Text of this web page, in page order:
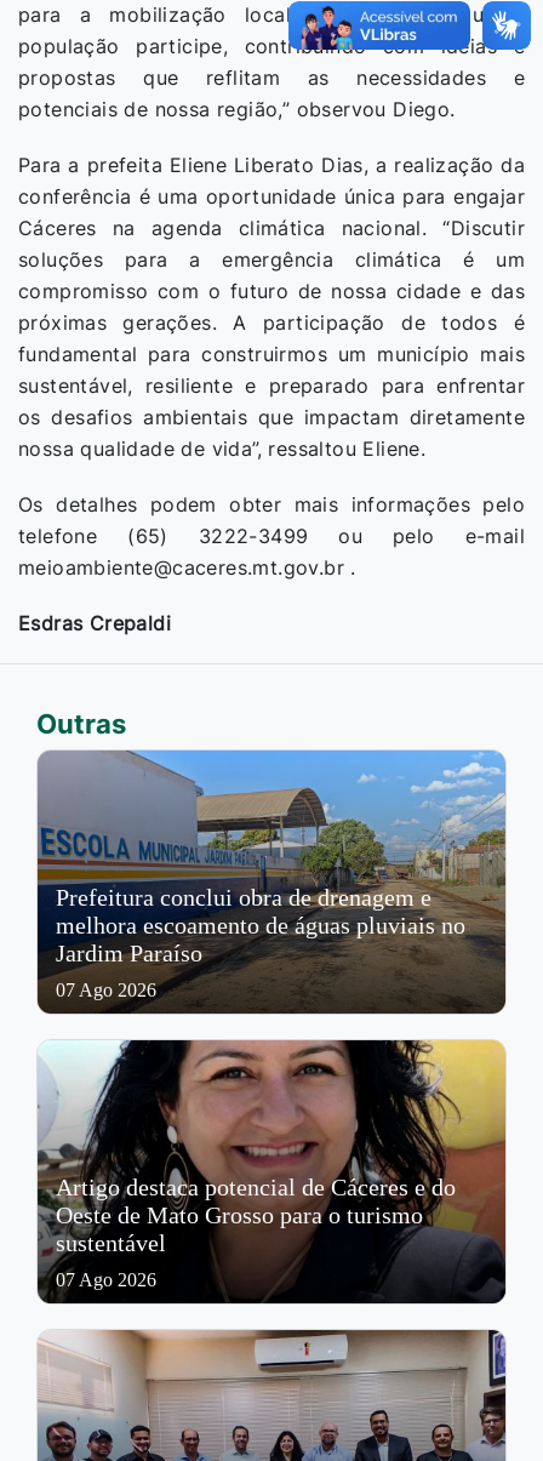
para a mobilização local. “É essencial que a
população participe, contribuindo com ideias e
propostas que reflitam as necessidades e
potenciais de nossa região,” observou Diego.
Para a prefeita Eliene Liberato Dias, a realização da
conferência é uma oportunidade única para engajar
Cáceres na agenda climática nacional. “Discutir
soluções para a emergência climática é um
compromisso com o futuro de nossa cidade e das
próximas gerações. A participação de todos é
fundamental para construirmos um município mais
sustentável, resiliente e preparado para enfrentar
os desafios ambientais que impactam diretamente
nossa qualidade de vida”, ressaltou Eliene.
Os detalhes podem obter mais informações pelo
telefone (65) 3222-3499 ou pelo e-mail
meioambiente@caceres.mt.gov.br .
Esdras Crepaldi
Outras
Prefeitura conclui obra de drenagem e
melhora escoamento de águas pluviais no
Jardim Paraíso
07 Ago 2026
Artigo destaca potencial de Cáceres e do
Oeste de Mato Grosso para o turismo
sustentável
07 Ago 2026